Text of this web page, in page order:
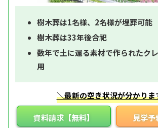
樹木葬は1名様、2名様が埋葬可能
樹木葬は33年後合祀
数年で土に還る素材で作られたク
用
＼最新の空き状況が分かりま
資料請求【無料】 見学予